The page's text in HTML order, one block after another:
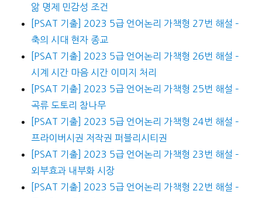
앎 명제 민감성 조건
[PSAT 기출] 2023 5급 언어논리 가책형 27번 해설 –
축의 시대 현자 종교
[PSAT 기출] 2023 5급 언어논리 가책형 26번 해설 –
시계 시간 마음 시간 이미지 처리
[PSAT 기출] 2023 5급 언어논리 가책형 25번 해설 –
곡류 도토리 참나무
[PSAT 기출] 2023 5급 언어논리 가책형 24번 해설 –
프라이버시권 저작권 퍼블리시티권
[PSAT 기출] 2023 5급 언어논리 가책형 23번 해설 –
외부효과 내부화 시장
[PSAT 기출] 2023 5급 언어논리 가책형 22번 해설 –